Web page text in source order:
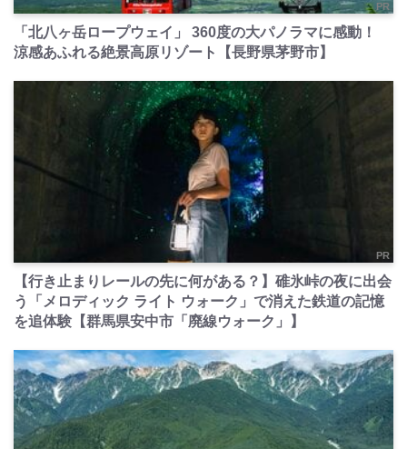
PR
「北八ヶ岳ロープウェイ」 360度の大パノラマに感動！
涼感あふれる絶景高原リゾート【長野県茅野市】
PR
【行き止まりレールの先に何がある？】碓氷峠の夜に出会
う「メロディック ライト ウォーク」で消えた鉄道の記憶
を追体験【群馬県安中市「廃線ウォーク」】